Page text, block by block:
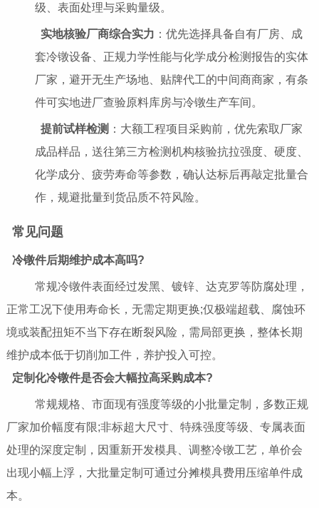
级、表面处理与采购量级。
实地核验厂商综合实力 ：优先选择具备自有厂房、成
套冷镦设备、正规力学性能与化学成分检测报告的实体
厂家，避开无生产场地、贴牌代工的中间商商家，有条
件可实地进厂查验原料库房与冷镦生产车间。
提前试样检测 ：大额工程项目采购前，优先索取厂家
成品样品，送往第三方检测机构核验抗拉强度、硬度、
化学成分、疲劳寿命等参数，确认达标后再敲定批量合
作，规避批量到货品质不符风险。
常见问题
冷镦件后期维护成本高吗?
常规冷镦件表面经过发黑、镀锌、达克罗等防腐处理，
正常工况下使用寿命长，无需定期更换;仅极端超载、腐蚀环
境或装配扭矩不当下存在断裂风险，需局部更换，整体长期
维护成本低于切削加工件，养护投入可控。
定制化冷镦件是否会大幅拉高采购成本?
常规规格、市面现有强度等级的小批量定制，多数正规
厂家加价幅度有限;非标超大尺寸、特殊强度等级、专属表面
处理的深度定制，因重新开发模具、调整冷镦工艺，单价会
出现小幅上浮，大批量定制可通过分摊模具费用压缩单件成
本。